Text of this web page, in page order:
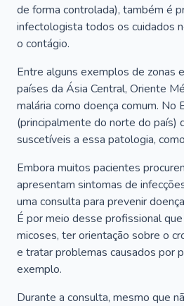
de forma controlada), também é
infectologista todos os cuidados
o contágio.
Entre alguns exemplos de zonas
países da Ásia Central, Oriente
malária como doença comum. No
(principalmente do norte do país)
suscetíveis a essa patologia,
Embora muitos pacientes
apresentam sintomas de
uma consulta para prevenir
É por meio desse profissional
micoses, ter orientação sobre o
e tratar problemas causados por
exemplo.
Durante a consulta, mesmo que